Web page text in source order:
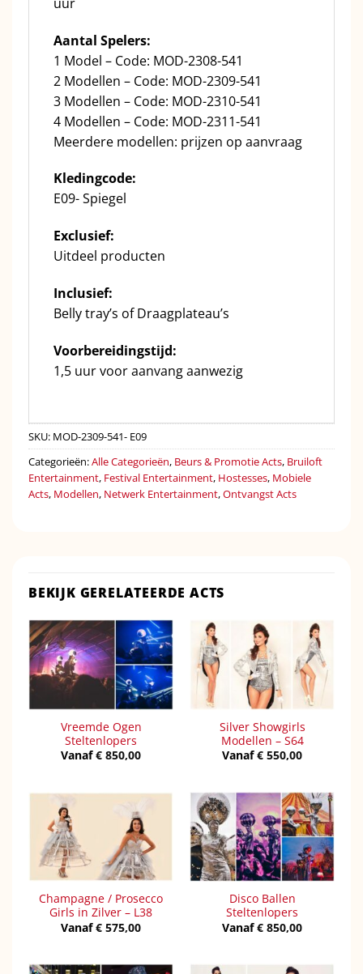
Aantal Spelers:
1 Model – Code: MOD-2308-541
2 Modellen – Code: MOD-2309-541
3 Modellen – Code: MOD-2310-541
4 Modellen – Code: MOD-2311-541
Meerdere modellen: prijzen op aanvraag
Kledingcode:
E09- Spiegel
Exclusief:
Uitdeel producten
Inclusief:
Belly tray’s of Draagplateau’s
Voorbereidingstijd:
1,5 uur voor aanvang aanwezig
SKU: MOD-2309-541- E09
Categorieën:Alle Categorieën, Beurs & Promotie Acts, Bruiloft
Entertainment, Festival Entertainment, Hostesses, Mobiele
Acts, Modellen, Netwerk Entertainment,Ontvangst Acts
BEKIJK GERELATEERDE ACTS
Vreemde Ogen
Steltenlopers
Vanaf€ 850,00
Silver Showgirls
Modellen – S64
Vanaf€ 550,00
Champagne / Prosecco
Girls in Zilver – L38
Vanaf€ 575,00
Disco Ballen
Steltenlopers
Vanaf€ 850,00